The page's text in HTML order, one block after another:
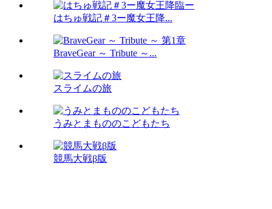
はちゅ戦記＃3ー魔女王降...
BraveGear ～ Tribute ～...
スライムの旅
うみとまもののこどもたち
競馬大戦β版